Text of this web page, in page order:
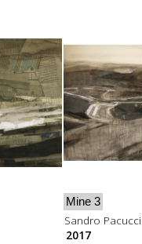
Mine 3
Sandro Pacucci
2017